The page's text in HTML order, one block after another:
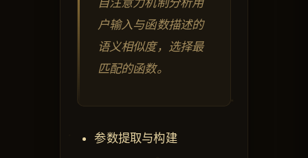
自注意力机制分析用
户输入与函数描述的
语义相似度，选择最
匹配的函数。
参数提取与构建